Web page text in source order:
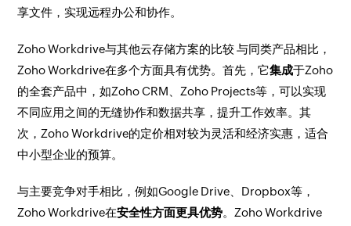
享文件，实现远程办公和协作。
Zoho Workdrive与其他云存储方案的比较 与同类产品相比，
Zoho Workdrive在多个方面具有优势。首先，它集成于Zoho
的全套产品中，如Zoho CRM、Zoho Projects等，可以实现
不同应用之间的无缝协作和数据共享，提升工作效率。其
次，Zoho Workdrive的定价相对较为灵活和经济实惠 ，适合
中小型企业的预算。
与主要竞争对手相比，例如Google Drive、Dropbox等，
Zoho Workdrive在安全性方面更具优势。Zoho Workdrive